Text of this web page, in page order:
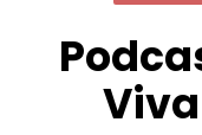
Viva